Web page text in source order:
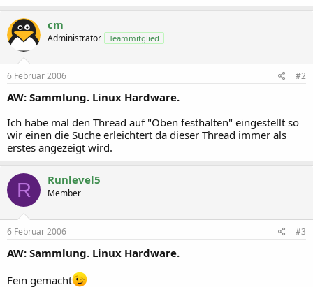
cm
Administrator Teammitglied
6 Februar 2006 #2
AW: Sammlung. Linux Hardware.
Ich habe mal den Thread auf "Oben festhalten" eingestellt so
wir einen die Suche erleichtert da dieser Thread immer als
erstes angezeigt wird.
R Runlevel5
Member
6 Februar 2006 #3
AW: Sammlung. Linux Hardware.
Fein gemacht